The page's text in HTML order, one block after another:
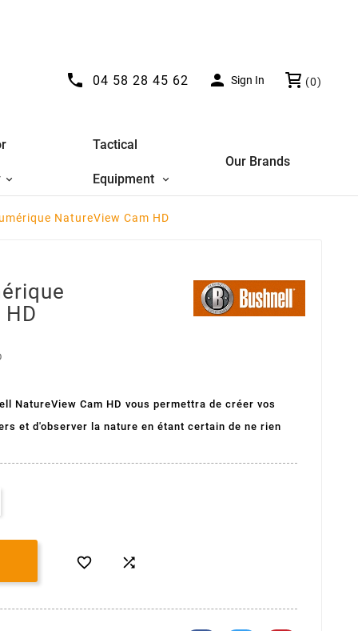
 04 58 28 45 62  Sign In (0)
Tactical
Equipment
Our Brands
NatureView Cam HD
NatureView Cam HD vous permettra de créer vos
et d'observer la nature en étant certain de ne rien
 